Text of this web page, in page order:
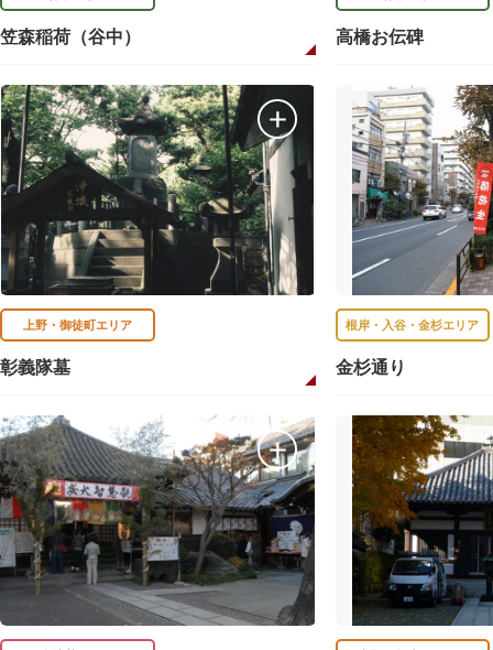
笠森稲荷（谷中） 高橋お伝碑
上野・御徒町エリア
彰義隊墓
根岸・入谷・金杉エリア
金杉通り